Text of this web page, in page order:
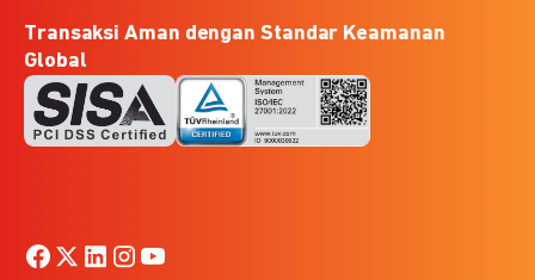
Transaksi Aman dengan Standar Keamanan
Global